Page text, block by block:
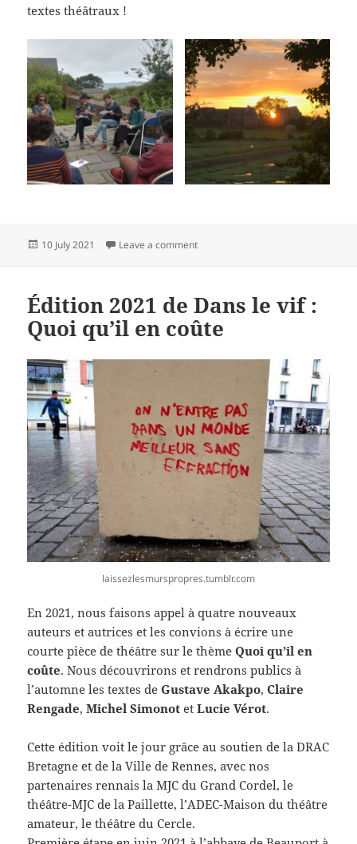
textes théâtraux !
Posted
10 July 2021 Leave a commenton Résidence de dramaturgie à
Édition 2021 de Dans le vif :
Quoi qu’il en coûte
laissezlesmurspropres.tumblr.com
En 2021, nous faisons appel à quatre nouveaux
auteurs et autrices et les convions à écrire une
courte pièce de théâtre sur le thèmeQuoi qu’il en
coûte. Nous découvrirons et rendrons publics à
l’automne les textes deGustave Akakpo,Claire
Rengade,Michel Simonot etLucie Vérot.
Cette édition voit le jour grâce au soutien de la DRAC
Bretagne et de la Ville de Rennes, avec nos
partenaires rennais la MJC du Grand Cordel, le
théâtre-MJC de la Paillette, l’ADEC-Maison du théâtre
amateur, le théâtre du Cercle.